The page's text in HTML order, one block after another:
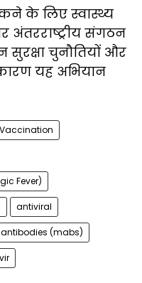
के लिए स्वास्थ्य
अंतरराष्ट्रीय संगठन
चुनौतियों और
यह अभियान
Vaccination
Fever)
antiviral
(mabs)